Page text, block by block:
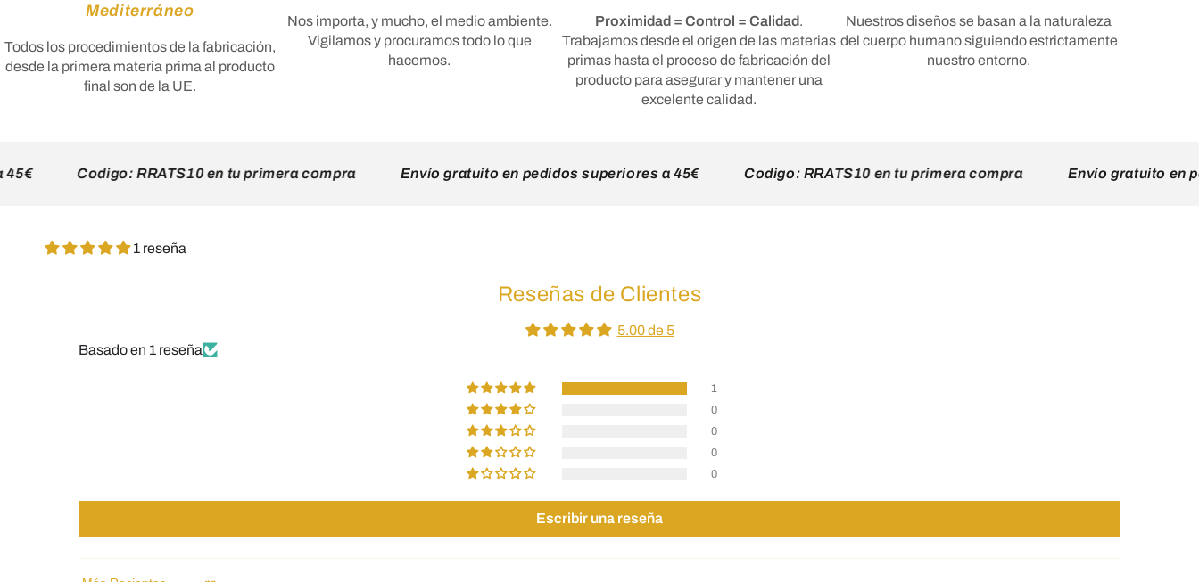
Mediterráneo
Todos los procedimientos de la fabricación,
desde la primera materia prima al producto
final son de la UE.
Nos importa, y mucho, el medio ambiente.
Vigilamos y procuramos todo lo que
hacemos.
Proximidad = Control = Calidad.
Trabajamos desde el origen de las materias
primas hasta el proceso de fabricación del
producto para asegurar y mantener una
excelente calidad.
Nuestros diseños se basan a la naturaleza
del cuerpo humano siguiendo estrictamente
nuestro entorno.
Codigo: RRATS10 en tu primera compra Envío gratuito en pedidos superiores a 45€ Codigo: RRATS10 en tu primera compra Envío gratuito en
1 reseña
Reseñas de Clientes
5.00 de 5
Basado en 1 reseña
1
0
0
0
0
Escribir una reseña